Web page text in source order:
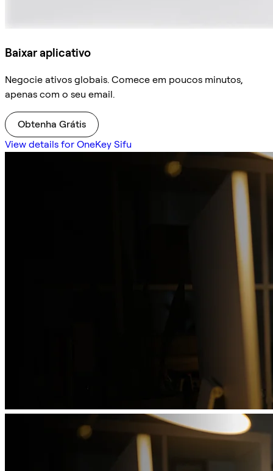
Baixar aplicativo
Negocie ativos globais. Comece em poucos minutos,
apenas com o seu email.
Obtenha Grátis
View details for OneKey Sifu